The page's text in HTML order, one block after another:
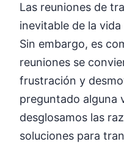
Las reuniones de
inevitable de la
Sin embargo, es
reuniones se
frustración y
preguntado alguna
desglosamos las
soluciones para